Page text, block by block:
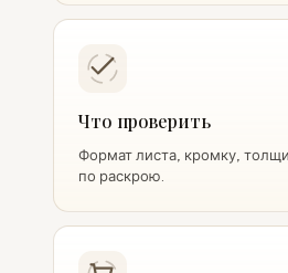
Что проверить
Формат листа, кромку,
по раскрою.